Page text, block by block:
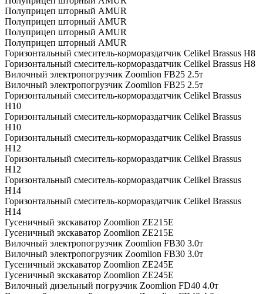
Полуприцеп шторный AMUR
Полуприцеп шторный AMUR
Полуприцеп шторный AMUR
Полуприцеп шторный AMUR
Горизонтальный смеситель-кормораздатчик Celikel Brassus H8
Горизонтальный смеситель-кормораздатчик Celikel Brassus H8
Вилочный электропогрузчик Zoomlion FB25 2.5т
Вилочный электропогрузчик Zoomlion FB25 2.5т
Горизонтальный смеситель-кормораздатчик Celikel Brassus
H10
Горизонтальный смеситель-кормораздатчик Celikel Brassus
H10
Горизонтальный смеситель-кормораздатчик Celikel Brassus
H12
Горизонтальный смеситель-кормораздатчик Celikel Brassus
H12
Горизонтальный смеситель-кормораздатчик Celikel Brassus
H14
Горизонтальный смеситель-кормораздатчик Celikel Brassus
H14
Гусеничный экскаватор Zoomlion ZE215E
Гусеничный экскаватор Zoomlion ZE215E
Вилочный электропогрузчик Zoomlion FB30 3.0т
Вилочный электропогрузчик Zoomlion FB30 3.0т
Гусеничный экскаватор Zoomlion ZE245E
Гусеничный экскаватор Zoomlion ZE245E
Вилочный дизельный погрузчик Zoomlion FD40 4.0т